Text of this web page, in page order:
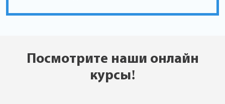
Посмотрите наши онлайн
курсы!